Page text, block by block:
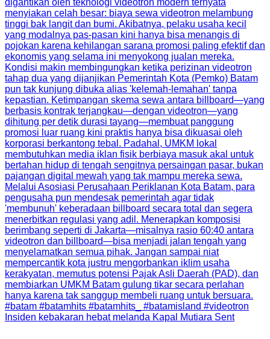
Insiden kebakaran hebat melanda Kapal Mutiara Sent